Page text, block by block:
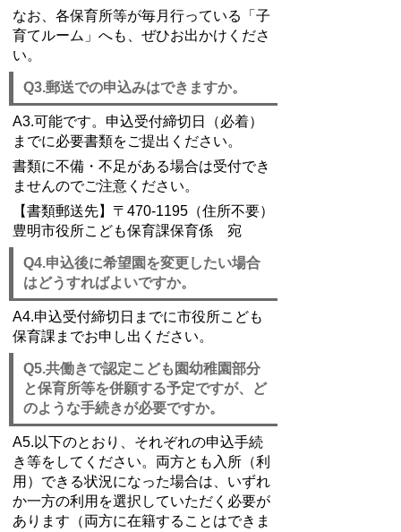
なお、各保育所等が毎月行っている「子
育てルーム」へも、ぜひお出かけくださ
い。
Q3.郵送での申込みはできますか。
A3.可能です。申込受付締切日（必着）
までに必要書類をご提出ください。
書類に不備・不足がある場合は受付でき
ませんのでご注意ください。
【書類郵送先】〒470-1195（住所不要）
豊明市役所こども保育課保育係 宛
Q4.申込後に希望園を変更したい場合
はどうすればよいですか。
A4.申込受付締切日までに市役所こども
保育課までお申し出ください。
Q5.共働きで認定こども園幼稚園部分
と保育所等を併願する予定ですが、ど
のような手続きが必要ですか。
A5.以下のとおり、それぞれの申込手続
き等をしてください。両方とも入所（利
用）できる状況になった場合は、いずれ
か一方の利用を選択していただく必要が
あります（両方に在籍することはできま